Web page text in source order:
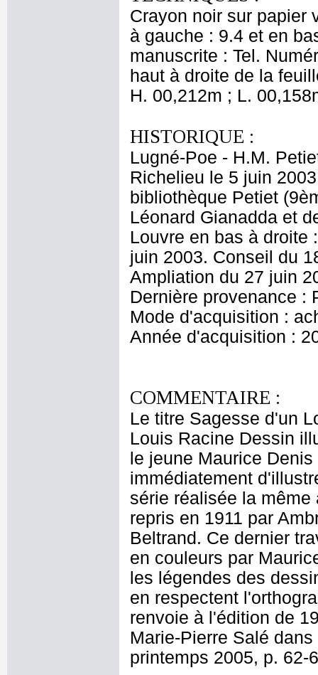
Crayon noir sur papier
à gauche : 9.4 et en
manuscrite : Tel.
haut à droite de la
H. 00,212m ; L.
HISTORIQUE :
Lugné-Poe - H.M.
Richelieu le 5 juin
bibliothèque Petiet
Léonard Gianadda et
Louvre en bas à droite
juin 2003. Conseil du
Ampliation du 27 juin
Dernière provenance :
Mode d'acquisition :
Année d'acquisition :
COMMENTAIRE :
Le titre Sagesse d'un
Louis Racine Dessin
le jeune Maurice
immédiatement
série réalisée la
repris en 1911 par
Beltrand. Ce dernier
en couleurs par
les légendes des
en respectent
renvoie à l'édition de
Marie-Pierre Salé
printemps 2005, p. 62-